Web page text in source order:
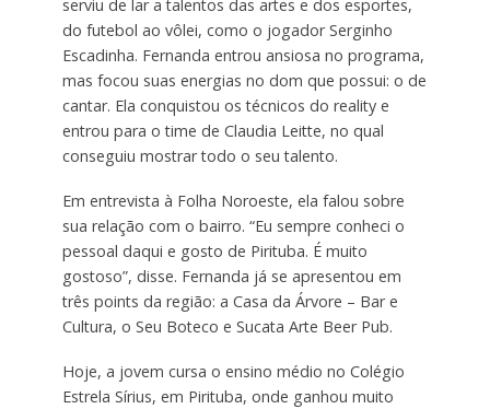
serviu de lar a talentos das artes e dos esportes,
do futebol ao vôlei, como o jogador Serginho
Escadinha. Fernanda entrou ansiosa no programa,
mas focou suas energias no dom que possui: o de
cantar. Ela conquistou os técnicos do reality e
entrou para o time de Claudia Leitte, no qual
conseguiu mostrar todo o seu talento.
Em entrevista à Folha Noroeste, ela falou sobre
sua relação com o bairro. “Eu sempre conheci o
pessoal daqui e gosto de Pirituba. É muito
gostoso”, disse. Fernanda já se apresentou em
três points da região: a Casa da Árvore – Bar e
Cultura, o Seu Boteco e Sucata Arte Beer Pub.
Hoje, a jovem cursa o ensino médio no Colégio
Estrela Sírius, em Pirituba, onde ganhou muito